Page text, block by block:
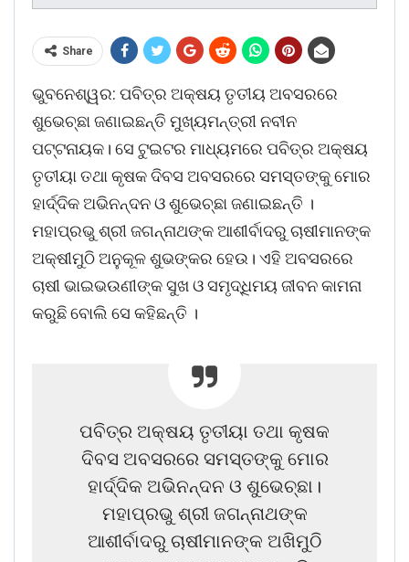
Share
ଭୁବନେଶ୍ୱର: ପବିତ୍ର ଅକ୍ଷୟ ତୃତୀୟ ଅବସରରେ
ଶୁଭେଚ୍ଛା ଜଣାଇଛନ୍ତି ମୁଖ୍ୟମନ୍ତ୍ରୀ ନବୀନ
ପଟ୍ଟନାୟକ। ସେ ଟୁଇଟର ମାଧ୍ୟମରେ ପବିତ୍ର ଅକ୍ଷୟ
ତୃତୀୟା ତଥା କୃଷକ ଦିବସ ଅବସରରେ ସମସ୍ତଙ୍କୁ ମୋର
ହାର୍ଦ୍ଦିକ ଅଭିନନ୍ଦନ ଓ ଶୁଭେଚ୍ଛା ଜଣାଇଛନ୍ତି ।
ମହାପ୍ରଭୁ ଶ୍ରୀ ଜଗନ୍ନାଥଙ୍କ ଆଶୀର୍ବାଦରୁ ଚାଷୀମାନଙ୍କ
ଅକ୍ଷୀମୁଠି ଅନୁକୂଳ ଶୁଭଙ୍କର ହେଉ। ଏହି ଅବସରରେ
ଚାଷୀ ଭାଇଭଉଣୀଙ୍କ ସୁଖ ଓ ସମୃଦ୍ଧିମୟ ଜୀବନ କାମନା
କରୁଛି ବୋଲି ସେ କହିଛନ୍ତି ।
ପବିତ୍ର ଅକ୍ଷୟ ତୃତୀୟା ତଥା କୃଷକ
ଦିବସ ଅବସରରେ ସମସ୍ତଙ୍କୁ ମୋର
ହାର୍ଦ୍ଦିକ ଅଭିନନ୍ଦନ ଓ ଶୁଭେଚ୍ଛା।
ମହାପ୍ରଭୁ ଶ୍ରୀ ଜଗନ୍ନାଥଙ୍କ
ଆଶୀର୍ବାଦରୁ ଚାଷୀମାନଙ୍କ ଅଖିମୁଠି